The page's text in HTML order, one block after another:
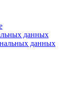
данных
данных